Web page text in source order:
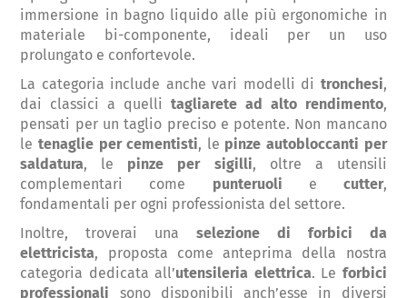
immersione in bagno liquido alle più ergonomiche in
materiale bi-componente, ideali per un uso
prolungato e confortevole.
La categoria include anche vari modelli di tronchesi,
dai classici a quelli tagliarete ad alto rendimento,
pensati per un taglio preciso e potente. Non mancano
letenaglie per cementisti, le pinze autobloccanti per
saldatura, le pinze per sigilli, oltre a utensili
complementari come punteruoli e cutter,
fondamentali per ogni professionista del settore.
Inoltre, troverai una selezione di forbici da
elettricista, proposta come anteprima della nostra
categoria dedicata all’utensileria elettrica. Le forbici
professionali sono disponibili anch’esse in diversi